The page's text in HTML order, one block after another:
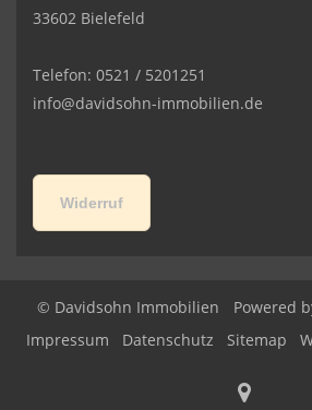
33602 Bielefeld
Telefon: 0521 / 5201251
info@davidsohn-immobilien.de
Widerruf
© Davidsohn Immobilien Powered
Impressum
Datenschutz Sitemap